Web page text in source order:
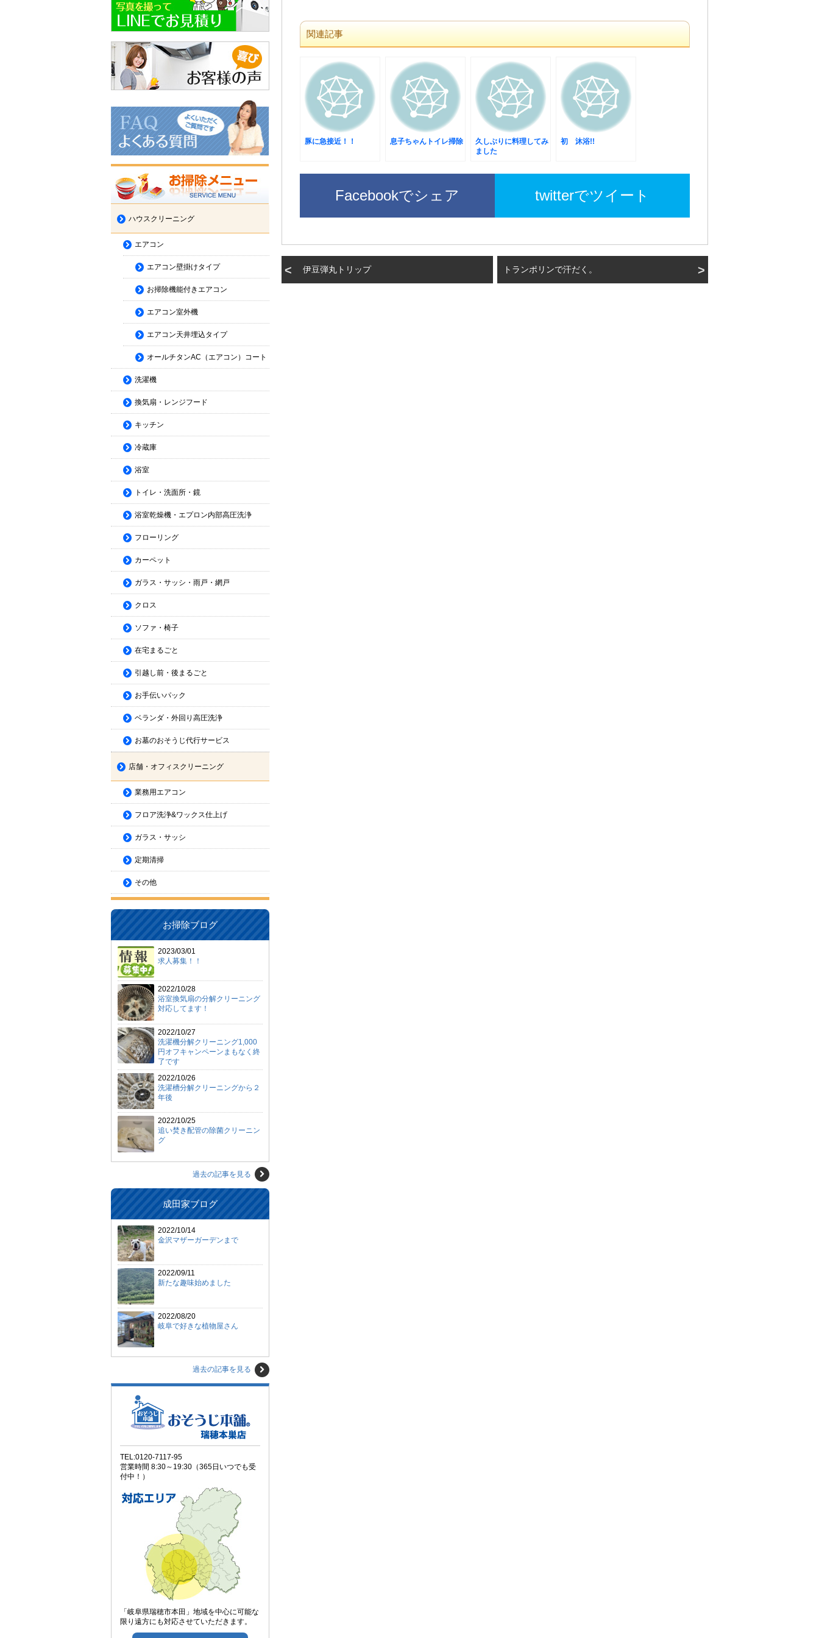
関連記事
豚に急接近！！ 息子ちゃんトイレ掃除
久しぶりに料理してみ
ました
初 沐浴!!
Facebookでシェア twitterでツイート
伊豆弾丸トリップ トランポリンで汗だく。
ハウスクリーニング
エアコン
エアコン壁掛けタイプ
お掃除機能付きエアコン
エアコン室外機
エアコン天井埋込タイプ
オールチタンAC（エアコン）コート
洗濯機
換気扇・レンジフード
キッチン
冷蔵庫
浴室
トイレ・洗面所・鏡
浴室乾燥機・エプロン内部高圧洗浄
フローリング
カーペット
ガラス・サッシ・雨戸・網戸
クロス
ソファ・椅子
在宅まるごと
引越し前・後まるごと
お手伝いパック
ベランダ・外回り高圧洗浄
お墓のおそうじ代行サービス
店舗・オフィスクリーニング
業務用エアコン
フロア洗浄&ワックス仕上げ
ガラス・サッシ
定期清掃
その他
お掃除ブログ
2023/03/01
求人募集！！
2022/10/28
浴室換気扇の分解クリーニング
対応してます！
2022/10/27
洗濯機分解クリーニング1,000
円オフキャンペーンまもなく終
了です
2022/10/26
洗濯槽分解クリーニングから２
年後
2022/10/25
追い焚き配管の除菌クリーニン
グ
過去の記事を見る
成田家ブログ
2022/10/14
金沢マザーガーデンまで
2022/09/11
新たな趣味始めました
2022/08/20
岐阜で好きな植物屋さん
過去の記事を見る
TEL:0120-7117-95
営業時間 8:30～19:30（365日いつでも受
付中！）
「岐阜県瑞穂市本田」地域を中心に可能な
限り遠方にも対応させていただきます。